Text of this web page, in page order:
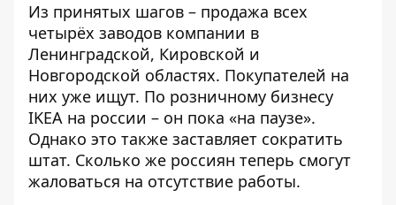
Из принятых шагов – продажа всех
четырёх заводов компании в
Ленинградской, Кировской и
Новгородской областях. Покупателей на
них уже ищут. По розничному бизнесу
IKEA на россии – он пока «на паузе».
Однако это также заставляет сократить
штат. Сколько же россиян теперь смогут
жаловаться на отсутствие работы.